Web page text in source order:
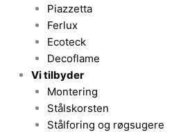
Piazzetta
Ferlux
Ecoteck
Decoflame
Vi tilbyder
Montering
Stålskorsten
Stålforing og røgsugere